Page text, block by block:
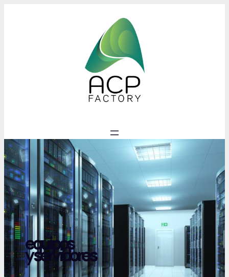
equipos
y servidores